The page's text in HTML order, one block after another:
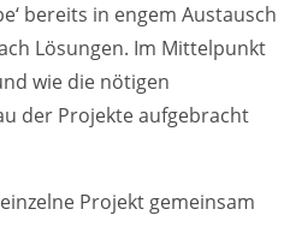
bereits in engem Austausch
Lösungen. Im Mittelpunkt
wie die nötigen
der Projekte aufgebracht
Projekt gemeinsam